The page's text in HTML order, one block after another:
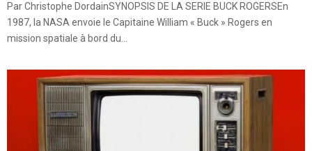
Par Christophe DordainSYNOPSIS DE LA SERIE BUCK ROGERSEn
1987, la NASA envoie le Capitaine William « Buck » Rogers en
mission spatiale à bord du...